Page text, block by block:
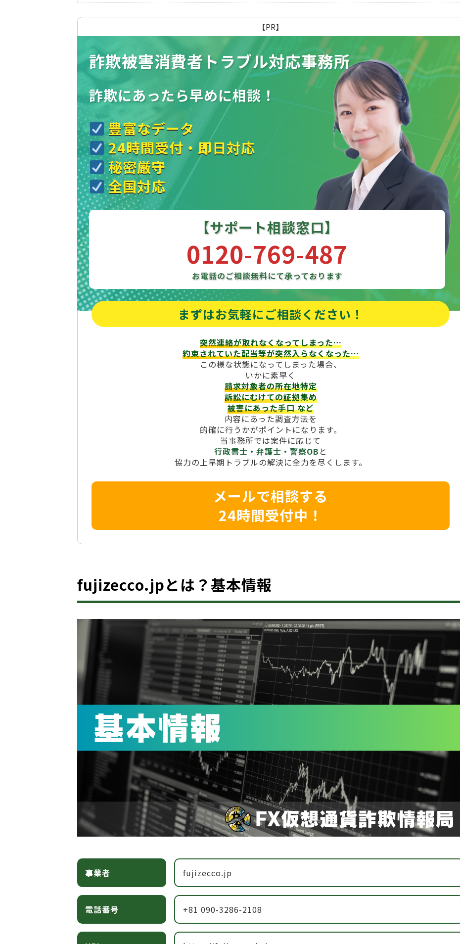
【PR】
詐欺被害消費者トラブル対応事務所
詐欺にあったら早めに相談！
豊富なデータ
24時間受付・即日対応
秘密厳守
全国対応
【サポート相談窓口】
0120-769-487
お電話のご相談無料にて承っております
まずはお気軽にご相談ください！
突然連絡が取れなくなってしまった…
約束されていた配当等が突然入らなくなった…
この様な状態になってしまった場合、
いかに素早く
請求対象者の所在地特定
訴訟にむけての証拠集め
被害にあった手口など
内容にあった調査方法を
的確に行うかがポイントになります。
当事務所では案件に応じて
行政書士・弁護士・警察OB と
協力の上早期トラブルの解決に全力を尽くします。
メールで相談する
24時間受付中！
fujizecco.jpとは？基本情報
事業者 fujizecco.jp
電話番号 +81 090-3286-2108